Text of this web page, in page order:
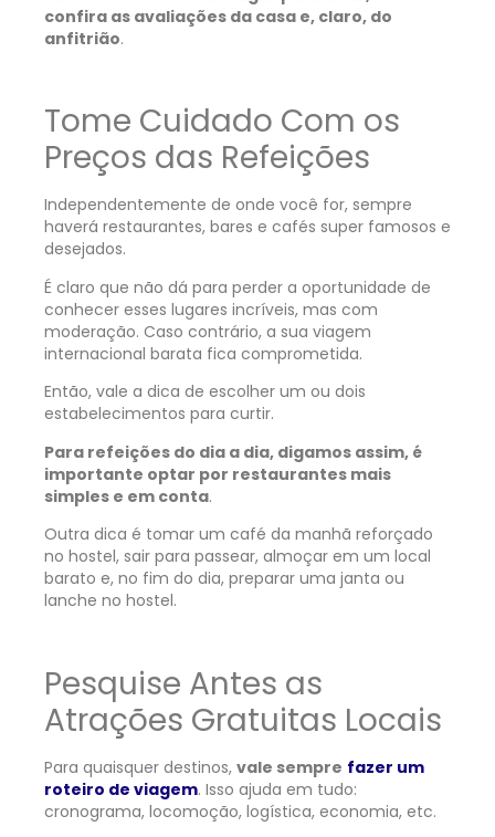
confira as avaliações da casa e, claro, do
anfitrião.
Tome Cuidado Com os
Preços das Refeições
Independentemente de onde você for, sempre
haverá restaurantes, bares e cafés super famosos e
desejados.
É claro que não dá para perder a oportunidade de
conhecer esses lugares incríveis, mas com
moderação. Caso contrário, a sua viagem
internacional barata fica comprometida.
Então, vale a dica de escolher um ou dois
estabelecimentos para curtir.
Para refeições do dia a dia, digamos assim, é
importante optar por restaurantes mais
simples e em conta.
Outra dica é tomar um café da manhã reforçado
no hostel, sair para passear, almoçar em um local
barato e, no fim do dia, preparar uma janta ou
lanche no hostel.
Pesquise Antes as
Atrações Gratuitas Locais
Para quaisquer destinos, vale sempre fazer um
roteiro de viagem. Isso ajuda em tudo:
cronograma, locomoção, logística, economia, etc.